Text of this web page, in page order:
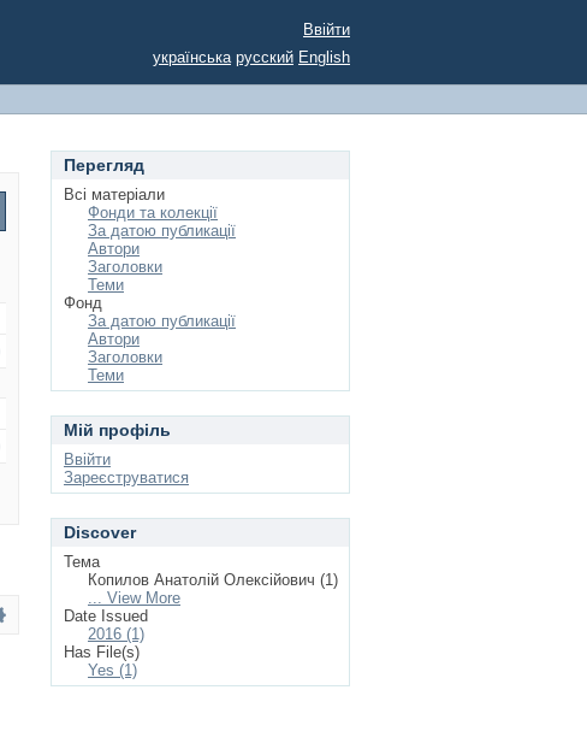
Ввійти
українська русский English
Перегляд
Всі матеріали
Фонди та колекції
За датою публикації
Автори
Заголовки
Теми
Фонд
За датою публикації
Автори
Заголовки
Теми
Мій профіль
Ввійти
Зареєструватися
Discover
Тема
Копилов Анатолій Олексійович (1)
... View More
Date Issued
2016 (1)
Has File(s)
Yes (1)